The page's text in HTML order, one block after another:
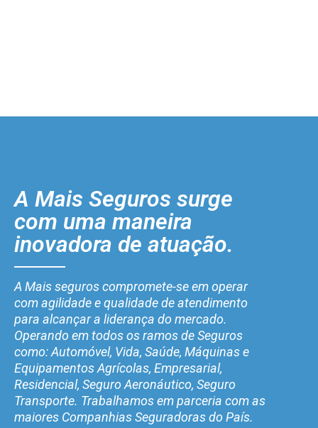
A Mais Seguros surge
com uma maneira
inovadora de atuação.
A Mais seguros compromete-se em operar
com agilidade e qualidade de atendimento
para alcançar a liderança do mercado.
Operando em todos os ramos de Seguros
como: Automóvel, Vida, Saúde, Máquinas e
Equipamentos Agrícolas, Empresarial,
Residencial, Seguro Aeronáutico, Seguro
Transporte. Trabalhamos em parceria com as
maiores Companhias Seguradoras do País.